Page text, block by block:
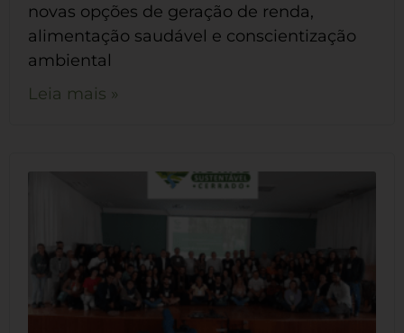
novas opções de geração de renda,
alimentação saudável e conscientização
ambiental
Leia mais »